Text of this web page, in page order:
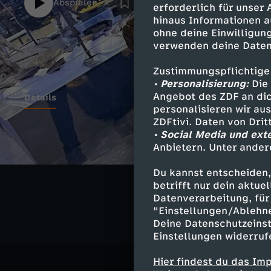
erforderlich für unser
hinaus Informationen
ohne deine
verwenden deine
• Personalisierung:Die
Angebot des ZDF an
personalisieren wir
ZDFtivi. Daten von
• Social Media und
Anbietern. Unter
Du kannst
betrifft nur dein
Datenverarbeitung,
"Einstellungen/
Deine
Einstellungen
Hier findest du das
Abspielen
Details
Ähnliche
Wissen